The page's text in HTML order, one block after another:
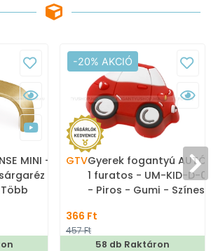
MINI -
II. -
-20% AKCIÓ
GTVGyerek fogantyú AUTÓ
1 furatos - UM-KID-D-
- Piros - Gumi - Színes
366 Ft
457 Ft
58 db Raktáron